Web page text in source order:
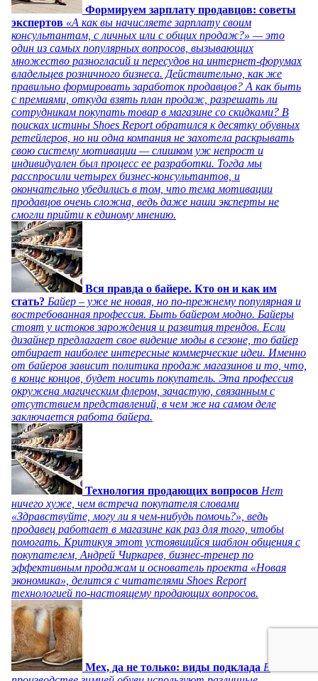
Формируем зарплату продавцов: советы
экспертов «А как вы начисляете зарплату своим
консультантам, с личных или с общих продаж?» — это
один из самых популярных вопросов, вызывающих
множество разногласий и пересудов на интернет-форумах
владельцев розничного бизнеса. Действительно, как же
правильно формировать заработок продавцов? А как быть
с премиями, откуда взять план продаж, разрешать ли
сотрудникам покупать товар в магазине со скидками? В
поисках истины Shoes Report обратился к десятку обувных
ретейлеров, но ни одна компания не захотела раскрывать
свою систему мотивации — слишком уж непрост и
индивидуален был процесс ее разработки. Тогда мы
расспросили четырех бизнес-консультантов, и
окончательно убедились в том, что тема мотивации
продавцов очень сложна, ведь даже наши эксперты не
смогли прийти к единому мнению.
Вся правда о байере. Кто он и как им
стать? Байер – уже не новая, но по-прежнему популярная и
востребованная профессия. Быть байером модно. Байеры
стоят у истоков зарождения и развития трендов. Если
дизайнер предлагает свое видение моды в сезоне, то байер
отбирает наиболее интересные коммерческие идеи. Именно
от байеров зависит политика продаж магазинов и то, что,
в конце концов, будет носить покупатель. Эта профессия
окружена магическим флером, зачастую, связанным с
отсутствием представлений, в чем же на самом деле
заключается работа байера.
Технология продающих вопросов Нет
ничего хуже, чем встреча покупателя словами
«Здравствуйте, могу ли я чем-нибудь помочь?», ведь
продавец работает в магазине как раз для того, чтобы
помогать. Критикуя этот устоявшийся шаблон общения с
покупателем, Андрей Чиркарев, бизнес-тренер по
эффективным продажам и основатель проекта «Новая
экономика», делится с читателями Shoes Report
технологией по-настоящему продающих вопросов.
Мех, да не только: виды подклада В